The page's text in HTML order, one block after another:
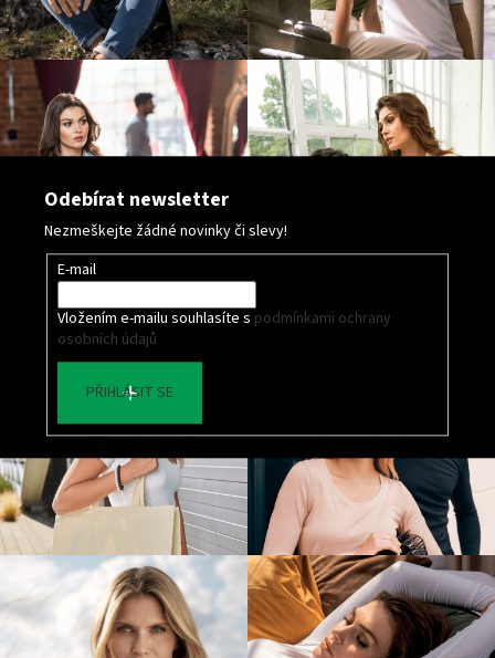
Odebírat newsletter
Nezmeškejte žádné novinky či slevy!
E-mail
Vložením e-mailu souhlasíte s podmínkami ochrany
osobních údajů
PŘIHLÁSIT SE